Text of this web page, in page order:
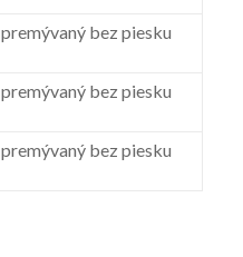
premývaný bez piesku
premývaný bez piesku
premývaný bez piesku